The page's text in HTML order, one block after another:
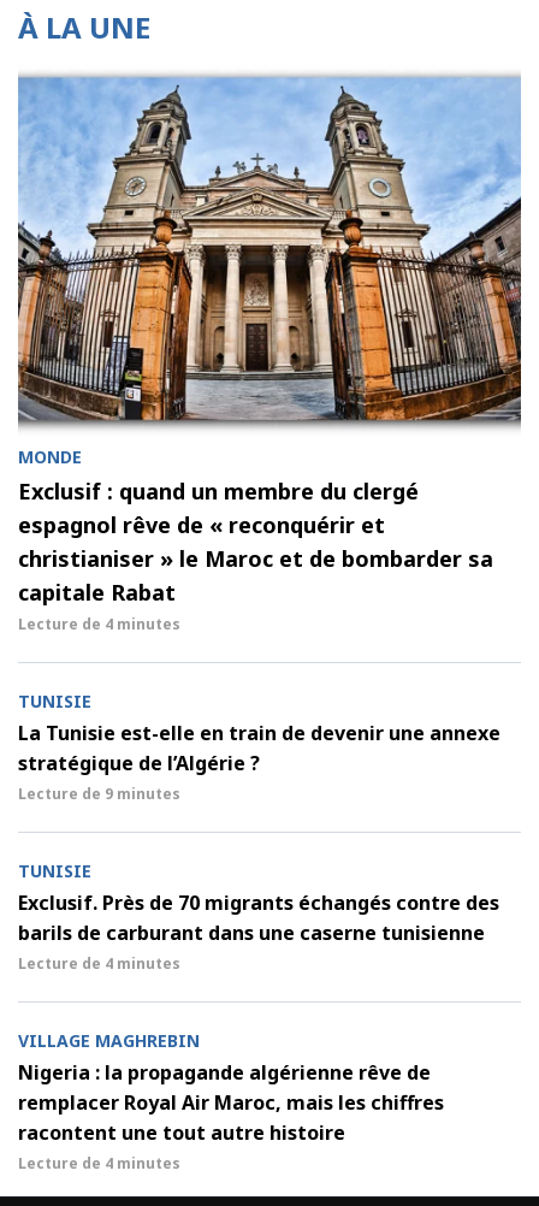
À LA UNE
MONDE
Exclusif : quand un membre du clergé
espagnol rêve de « reconquérir et
christianiser » le Maroc et de bombarder sa
capitale Rabat
Lecture de 4 minutes
TUNISIE
La Tunisie est-elle en train de devenir une annexe
stratégique de l’Algérie ?
Lecture de 9 minutes
TUNISIE
Exclusif. Près de 70 migrants échangés contre des
barils de carburant dans une caserne tunisienne
Lecture de 4 minutes
VILLAGE MAGHREBIN
Nigeria : la propagande algérienne rêve de
remplacer Royal Air Maroc, mais les chiffres
racontent une tout autre histoire
Lecture de 4 minutes